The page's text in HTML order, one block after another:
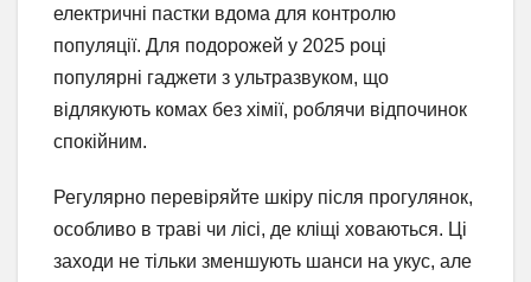
електричні пастки вдома для контролю
популяції. Для подорожей у 2025 році
популярні гаджети з ультразвуком, що
відлякують комах без хімії, роблячи відпочинок
спокійним.
Регулярно перевіряйте шкіру після прогулянок,
особливо в траві чи лісі, де кліщі ховаються. Ці
заходи не тільки зменшують шанси на укус, але